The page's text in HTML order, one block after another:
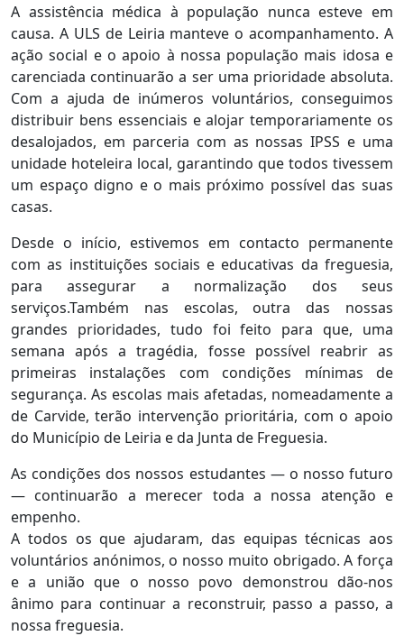
A assistência médica à população nunca esteve em
causa. A ULS de Leiria manteve o acompanhamento. A
ação social e o apoio à nossa população mais idosa e
carenciada continuarão a ser uma prioridade absoluta.
Com a ajuda de inúmeros voluntários, conseguimos
distribuir bens essenciais e alojar temporariamente os
desalojados, em parceria com as nossas IPSS e uma
unidade hoteleira local, garantindo que todos tivessem
um espaço digno e o mais próximo possível das suas
casas.
Desde o início, estivemos em contacto permanente
com as instituições sociais e educativas da freguesia,
para assegurar a normalização dos seus
serviços.Também nas escolas, outra das nossas
grandes prioridades, tudo foi feito para que, uma
semana após a tragédia, fosse possível reabrir as
primeiras instalações com condições mínimas de
segurança. As escolas mais afetadas, nomeadamente a
de Carvide, terão intervenção prioritária, com o apoio
do Município de Leiria e da Junta de Freguesia.
As condições dos nossos estudantes — o nosso futuro
— continuarão a merecer toda a nossa atenção e
empenho.
A todos os que ajudaram, das equipas técnicas aos
voluntários anónimos, o nosso muito obrigado. A força
e a união que o nosso povo demonstrou dão-nos
ânimo para continuar a reconstruir, passo a passo, a
nossa freguesia.